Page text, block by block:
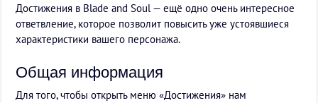
Достижения в Blade and Soul — ещё одно очень интересное
ответвление, которое позволит повысить уже устоявшиеся
характеристики вашего персонажа.
Общая информация
Для того, чтобы открыть меню «Достижения» нам